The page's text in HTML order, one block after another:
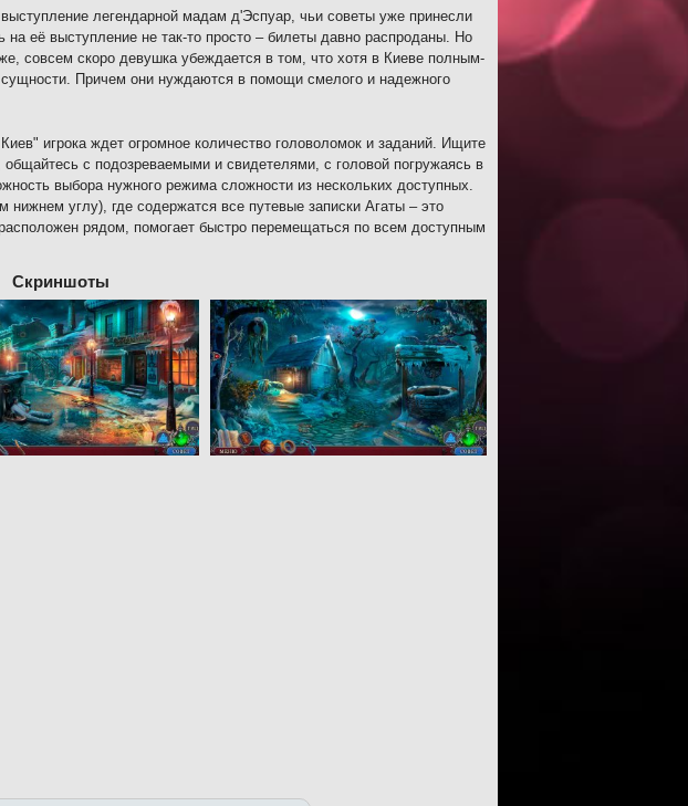
легендарной мадам д'Эспуар, чьи советы уже принесли
её выступление не так-то просто – билеты давно распроданы. Но
совсем скоро девушка убеждается в том, что хотя в Киеве полным-
Причем они нуждаются в помощи смелого и надежного
игрока ждет огромное количество головоломок и заданий. Ищите
с подозреваемыми и свидетелями, с головой погружаясь в
выбора нужного режима сложности из нескольких доступных.
нижнем углу), где содержатся все путевые записки Агаты – это
рядом, помогает быстро перемещаться по всем доступным
Скриншоты